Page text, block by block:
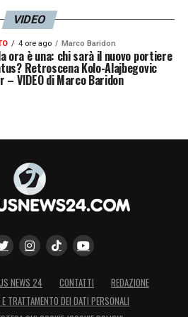
VIDEO
4 ore ago Marco Baridon
ora è una: chi sarà il nuovo portiere
Retroscena Kolo-Alajbegovic
– VIDEO di Marco Baridon
NEWS 24 CONTATTI
REDAZIONE
TRATTAMENTO DEI DATI PERSONALI